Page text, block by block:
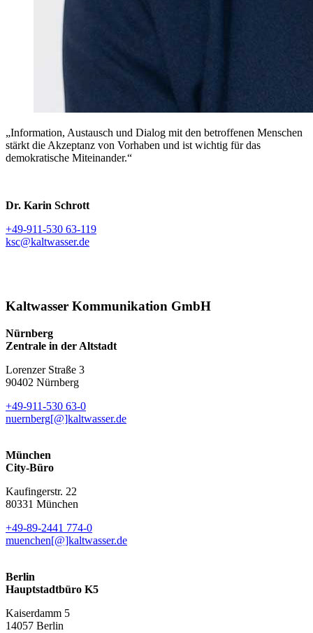
„Information, Austausch und Dialog mit den betroffenen Menschen
stärkt die Akzeptanz von Vorhaben und ist wichtig für das
demokratische Miteinander.“
Dr. Karin Schrott
+49-911-530 63-119
ksc@kaltwasser.de
Kaltwasser Kommunikation GmbH
Nürnberg
Zentrale in der Altstadt
Lorenzer Straße 3
90402 Nürnberg
+49-911-530 63-0
nuernberg[@]kaltwasser.de
München
City-Büro
Kaufingerstr. 22
80331 München
+49-89-2441 774-0
muenchen[@]kaltwasser.de
Berlin
Hauptstadtbüro K5
Kaiserdamm 5
14057 Berlin